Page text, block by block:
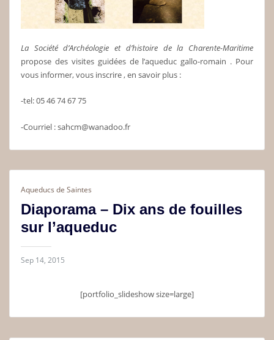
La Société d’Archéologie et d’histoire de la Charente-Maritime
propose des visites guidées de l’aqueduc gallo-romain . Pour
vous informer, vous inscrire , en savoir plus :
-tel: 05 46 74 67 75
-Courriel : sahcm@wanadoo.fr
Aqueducs de Saintes
Diaporama – Dix ans de fouilles
sur l’aqueduc
Sep 14, 2015
[portfolio_slideshow size=large]